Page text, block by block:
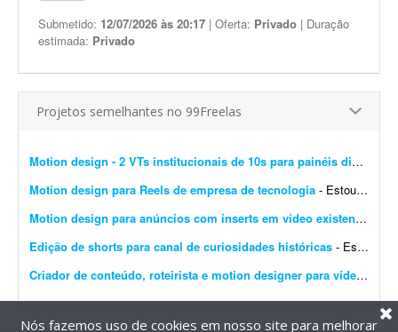
Submetido: 12/07/2026 às 20:17 | Oferta: Privado | Duração
estimada: Privado
Projetos semelhantes no 99Freelas
Motion design - 2 VTs institucionais de 10s para painéis digitais
Motion design para Reels de empresa de tecnologia - Estou procurando um motion designer criativo para desenvolver Reels curtos (15 a 30 segundos) para uma empresa de tecnologia chamada D'Orsay Studio. Estamos no início. A empresa atua c...
Motion design para anúncios com inserts em vídeo existente (30-60s)
Edição de shorts para canal de curiosidades históricas - Estou criando um canal de YouTube Shorts no nicho de curiosidades históricas. Procuro um editor de vídeo para uma parceria mensal. Eu vou fornecer os roteiros prontos. O trabalho se...
Criador de conteúdo, roteirista e motion designer para vídeos de economia
Nós fazemos uso de cookies em nosso site para melhorar